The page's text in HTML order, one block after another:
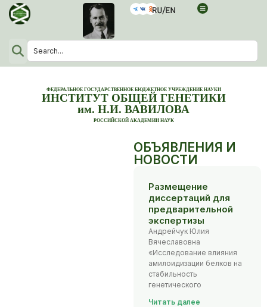
ФЕДЕРАЛЬНОЕ ГОСУДАРСТВЕННОЕ БЮДЖЕТНОЕ УЧРЕЖДЕНИЕ НАУКИ
ИНСТИТУТ ОБЩЕЙ ГЕНЕТИКИ
им. Н.И. ВАВИЛОВА
РОССИЙСКОЙ АКАДЕМИИ НАУК
ОБЪЯВЛЕНИЯ И
НОВОСТИ
Размещение
диссертаций для
предварительной
экспертизы
Андрейчук Юлия
Вячеславовна
«Исследование влияния
амилоидизации белков на
стабильность
генетического
Читать далее